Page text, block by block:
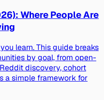
Where People Are
learn. This guide breaks
by goal, from open-
discovery, cohort
a simple framework for